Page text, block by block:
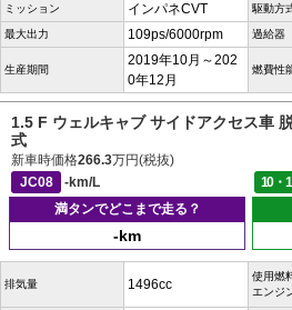
ミッション インパネCVT 駆動方
最大出力 109ps/6000rpm 過給器
生産期間
2019年10月～202
0年12月
燃費性
1.5 F ウェルキャブ サイドアクセス車
式
新車時価格266.3万円(税抜)
JC08
-km/L 10・
満タンでどこまで走る？
-km
排気量 1496cc
使用燃
エンジ